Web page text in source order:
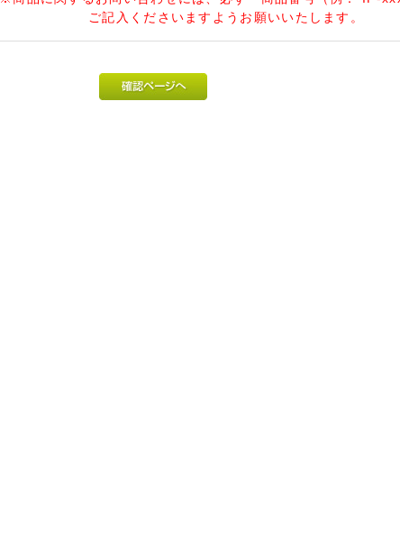
ご記入くださいますようお願いいたします。